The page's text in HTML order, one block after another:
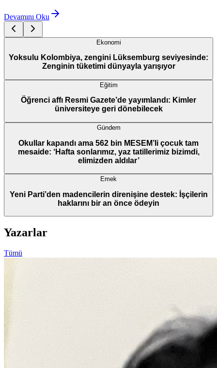
Devamını Oku
Ekonomi
Yoksulu Kolombiya, zengini Lüksemburg seviyesinde:
Zenginin tüketimi dünyayla yarışıyor
Eğitim
Öğrenci affı Resmi Gazete’de yayımlandı: Kimler
üniversiteye geri dönebilecek
Gündem
Okullar kapandı ama 562 bin MESEM’li çocuk tam
mesaide: ‘Hafta sonlarımız, yaz tatillerimiz bizimdi,
elimizden aldılar’
Emek
Yeni Parti’den madencilerin direnişine destek: İşçilerin
haklarını bir an önce ödeyin
Yazarlar
Tümü